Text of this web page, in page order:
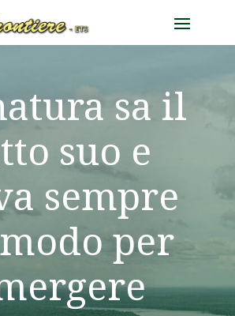
sa il
suo e
sempre
per